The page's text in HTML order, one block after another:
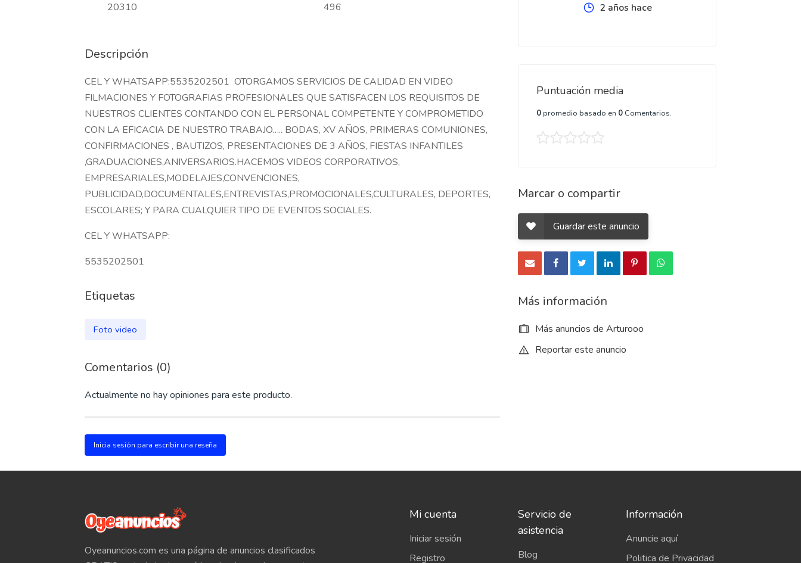
20310
496
Descripción
CEL Y WHATSAPP:5535202501 OTORGAMOS SERVICIOS DE CALIDAD EN VIDEO
FILMACIONES Y FOTOGRAFIAS PROFESIONALES QUE SATISFACEN LOS REQUISITOS DE
NUESTROS CLIENTES CONTANDO CON EL PERSONAL COMPETENTE Y COMPROMETIDO
CON LA EFICACIA DE NUESTRO TRABAJO….. BODAS, XV AÑOS, PRIMERAS COMUNIONES,
CONFIRMACIONES , BAUTIZOS, PRESENTACIONES DE 3 AÑOS, FIESTAS INFANTILES
,GRADUACIONES,ANIVERSARIOS.HACEMOS VIDEOS CORPORATIVOS,
EMPRESARIALES,MODELAJES,CONVENCIONES,
PUBLICIDAD,DOCUMENTALES,ENTREVISTAS,PROMOCIONALES,CULTURALES, DEPORTES,
ESCOLARES; Y PARA CUALQUIER TIPO DE EVENTOS SOCIALES.
CEL Y WHATSAPP:
5535202501
Etiquetas
Foto video
Comentarios (0)
Actualmente no hay opiniones para este producto.
Inicia sesión para escribir una reseña
2 años hace
Puntuación media
0promedio basado en 0Comentarios.
Marcar o compartir
Guardar este anuncio
Más información
Más anuncios de Arturooo
Reportar este anuncio
Oyeanuncios.com es una página de anuncios clasificados
Mi cuenta
Iniciar sesión
Registro
Servicio de
asistencia
Blog
Información
Anuncie aquí
Politica de Privacidad